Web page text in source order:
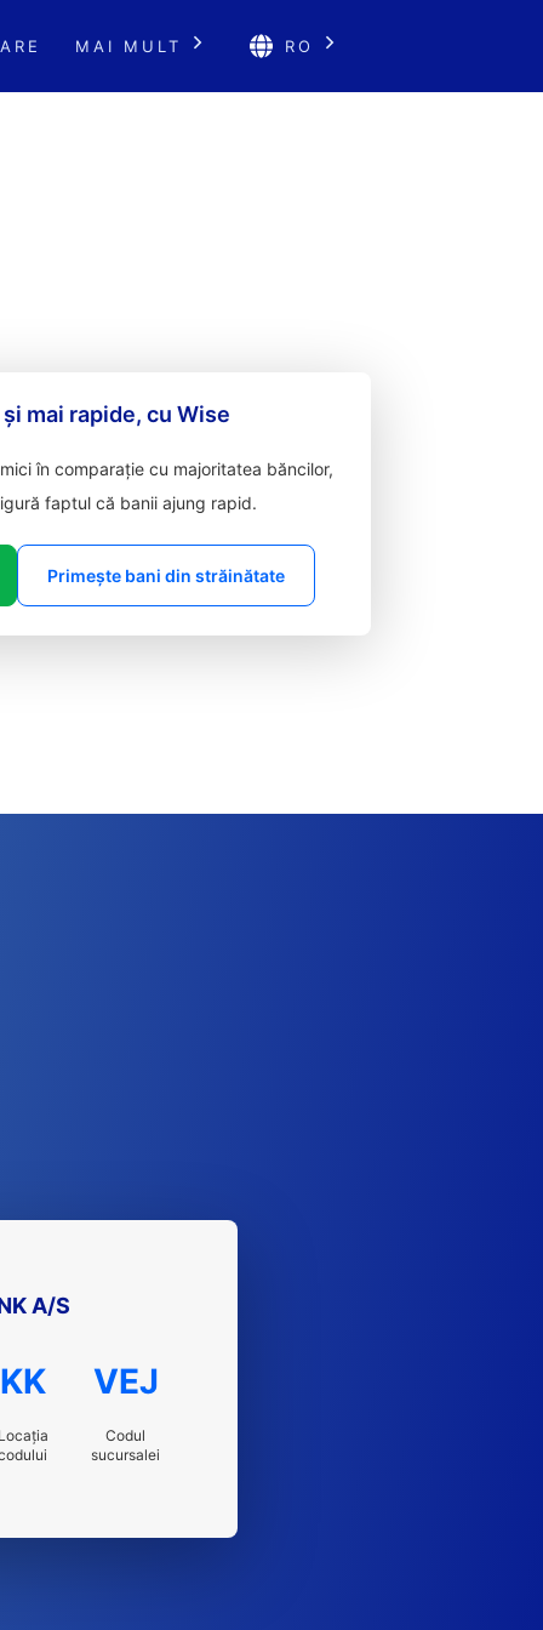
MAI MULT RO
mai rapide, cu Wise
în comparație cu majoritatea băncilor,
faptul că banii ajung rapid.
Primește bani din străinătate
A/S
KK VEJ
Codul
sucursalei